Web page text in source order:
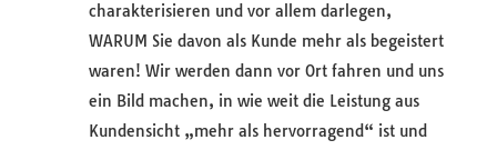
charakterisieren und vor allem darlegen,
WARUM Sie davon als Kunde mehr als begeistert
waren! Wir werden dann vor Ort fahren und uns
ein Bild machen, in wie weit die Leistung aus
Kundensicht „mehr als hervorragend“ ist und